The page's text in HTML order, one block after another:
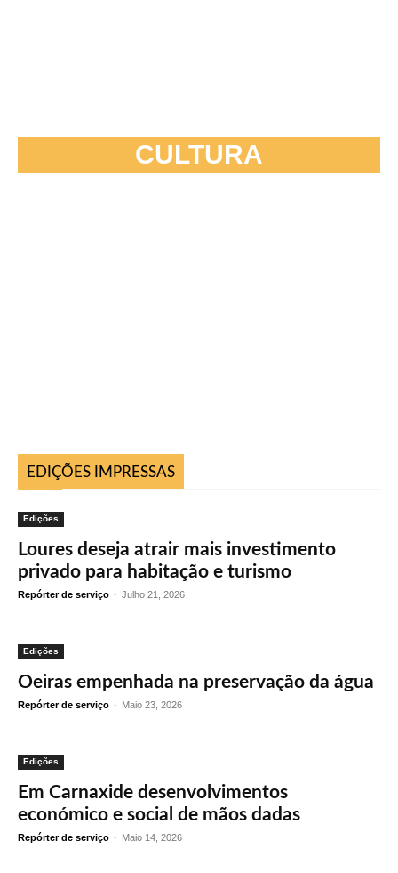
CULTURA
EDIÇÕES IMPRESSAS
Edições
Loures deseja atrair mais investimento
privado para habitação e turismo
Repórter de serviço - Julho 21, 2026
Edições
Oeiras empenhada na preservação da água
Repórter de serviço - Maio 23, 2026
Edições
Em Carnaxide desenvolvimentos
económico e social de mãos dadas
Repórter de serviço - Maio 14, 2026